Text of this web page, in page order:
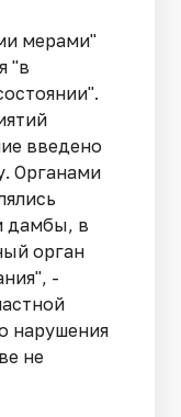
мерами"
"в
введено
Органами
дамбы, в
орган
-
нарушения
не